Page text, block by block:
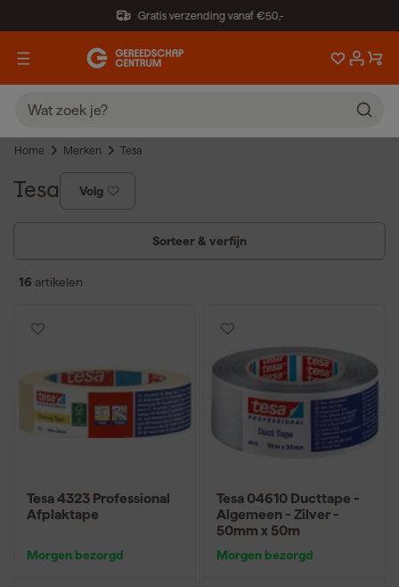
Gratis verzending vanaf €50,-
Home Merken Tesa
Tesa Volg
Sorteer & verfijn
16 artikelen
Tesa 4323 Professional
Afplaktape
Morgen bezorgd
Tesa 04610 Ducttape -
Algemeen - Zilver -
50mm x 50m
Morgen bezorgd